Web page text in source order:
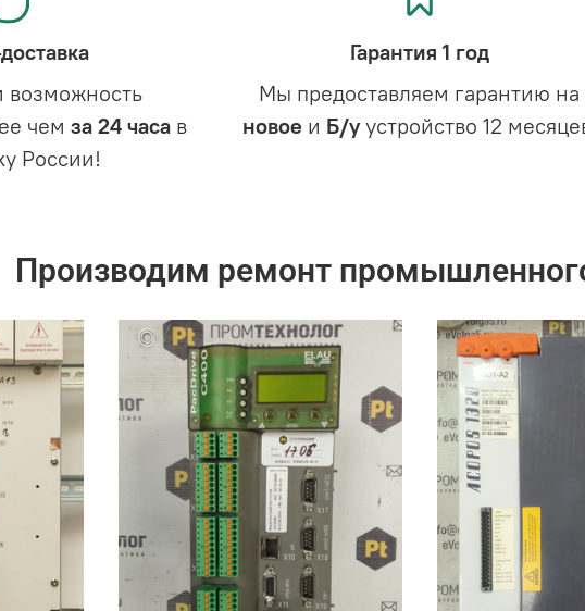
возможность
чемза 24 часа в
России!
Гарантия 1 год
Мы предоставляем гарантию на
новое и Б/уустройство 12
Производим ремонт